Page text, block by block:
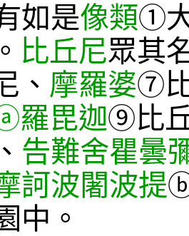
如是像類①
比丘尼眾其
、 摩羅婆⑦
羅毘迦⑨比
告難舍瞿曇
訶波闍波提
中。